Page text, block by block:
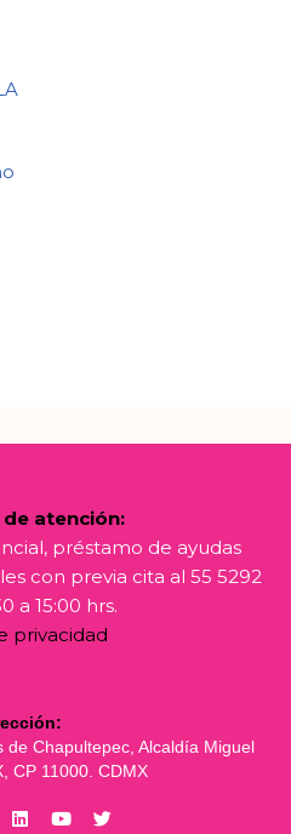
atención:
préstamo de ayudas
con previa cita al 55 5292
a 15:00 hrs.
privacidad
de Chapultepec, Alcaldía Miguel
CP 11000. CDMX